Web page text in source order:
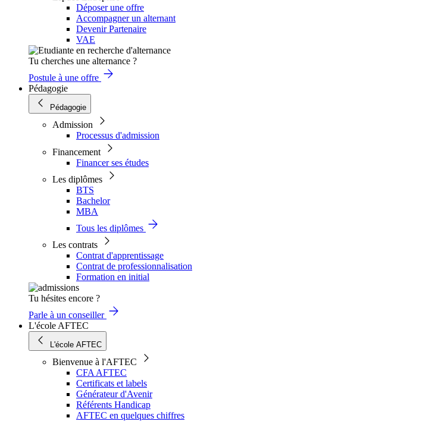
Déposer une offre
Accompagner un alternant
Devenir Partenaire
VAE
Tu cherches une alternance ?
Postule à une offre
Pédagogie
Pédagogie
Admission
Processus d'admission
Financement
Financer ses études
Les diplômes
BTS
Bachelor
MBA
Tous les diplômes
Les contrats
Contrat d'apprentissage
Contrat de professionnalisation
Formation en initial
Tu hésites encore ?
Parle à un conseiller
L'école AFTEC
L'école AFTEC
Bienvenue à l'AFTEC
CFA AFTEC
Certificats et labels
Générateur d'Avenir
Référents Handicap
AFTEC en quelques chiffres